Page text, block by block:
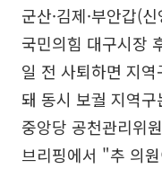
군산·김제·부안갑(
국민의힘 대구시장
일 전 사퇴하면 지
돼 동시 보궐 지역
중앙당 공천관리위
브리핑에서 "추 의